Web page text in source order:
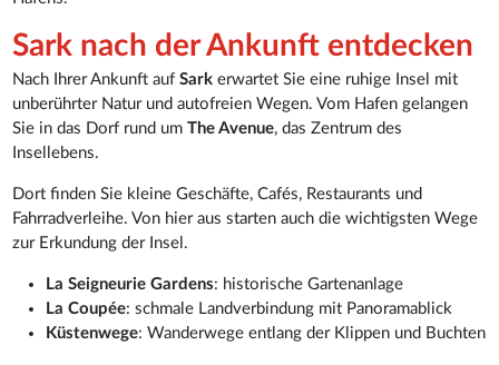
Sark nach der Ankunft entdecken
Nach Ihrer Ankunft aufSark erwartet Sie eine ruhige Insel mit
unberührter Natur und autofreien Wegen. Vom Hafen gelangen
Sie in das Dorf rund umThe Avenue, das Zentrum des
Insellebens.
Dort finden Sie kleine Geschäfte, Cafés, Restaurants und
Fahrradverleihe. Von hier aus starten auch die wichtigsten Wege
zur Erkundung der Insel.
La Seigneurie Gardens: historische Gartenanlage
La Coupée: schmale Landverbindung mit Panoramablick
Küstenwege: Wanderwege entlang der Klippen und Buchten